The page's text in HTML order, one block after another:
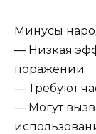
Минусы
— Низкая
поражении
— Требуют
— Могут